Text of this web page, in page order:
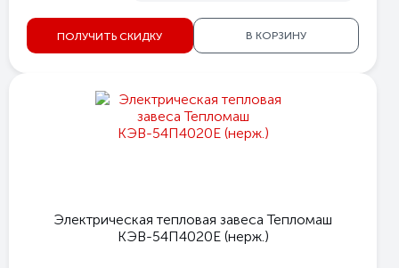
ПОЛУЧИТЬ СКИДКУ В КОРЗИНУ
Электрическая тепловая завеса Тепломаш
КЭВ-54П4020E (нерж.)